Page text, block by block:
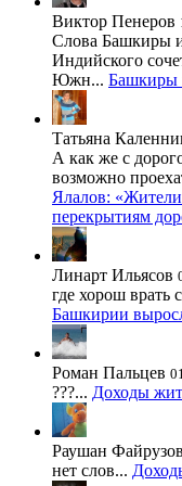
Виктор Пенеров
Слова Башкиры
Индийского
Южн... Башкиры
Татьяна
А как же с
возможно
Ялалов:
перекрытиям
Линарт Ильясов
где хорош врать
Башкирии
Роман Пальцев
???... Доходы
Раушан Файрузов
нет слов...